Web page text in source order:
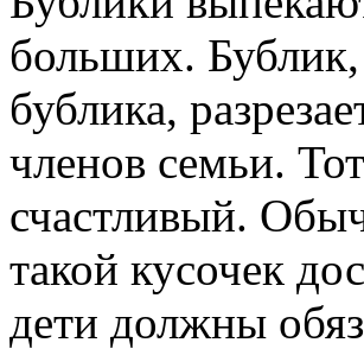
больших.
бублика,
членов семьи.
счастливый.
такой кусочек
дети должны